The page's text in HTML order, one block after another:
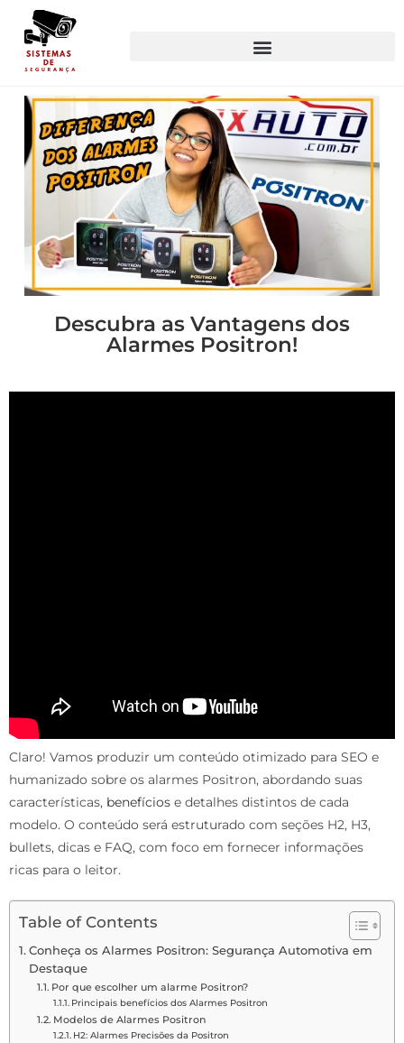
Descubra as Vantagens dos
Alarmes Positron!
Claro! Vamos produzir um conteúdo otimizado para SEO e
humanizado sobre os alarmes Positron, abordando suas
características, benefícios e detalhes distintos de cada
modelo. O conteúdo será estruturado com seções H2, H3,
bullets, dicas e FAQ, com foco em fornecer informações
ricas para o leitor.
Table of Contents
Conheça os Alarmes Positron: Segurança Automotiva em
Destaque
Por que escolher um alarme Positron?
Principais benefícios dos Alarmes Positron
Modelos de Alarmes Positron
H2: Alarmes Precisões da Positron